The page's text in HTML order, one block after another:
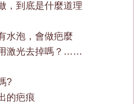
，到底是什麼道理
水泡，會做疤麼
激光去掉嗎？……
?
的疤痕